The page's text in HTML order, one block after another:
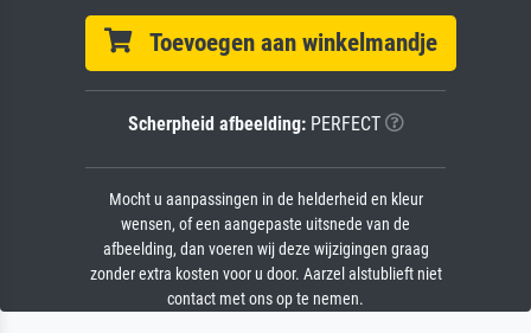
Toevoegen aan winkelmandje
Scherpheid afbeelding:PERFECT
Mocht u aanpassingen in de helderheid en kleur
wensen, of een aangepaste uitsnede van de
afbeelding, dan voeren wij deze wijzigingen graag
zonder extra kosten voor u door. Aarzel alstublieft niet
contact met ons op te nemen.